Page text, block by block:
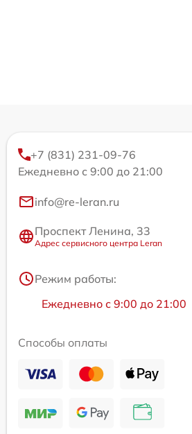
+7 (831) 231-09-76
Ежедневно с 9:00 до 21:00
info@re-leran.ru
Проспект Ленина, 33
Адрес сервисного центра Leran
Режим работы:
Ежедневно с 9:00 до 21:00
Способы оплаты